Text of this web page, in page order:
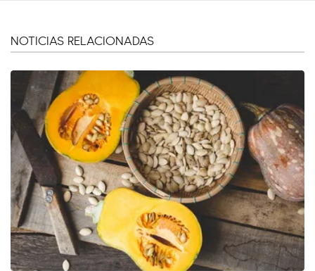
NOTICIAS RELACIONADAS